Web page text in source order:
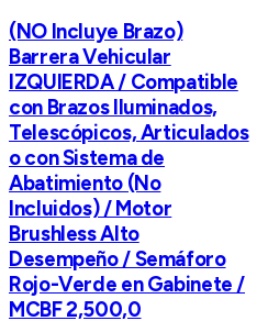
(NO Incluye Brazo)
Barrera Vehicular
IZQUIERDA / Compatible
con Brazos Iluminados,
Telescópicos, Articulados
o con Sistema de
Abatimiento (No
Incluidos) / Motor
Brushless Alto
Desempeño / Semáforo
Rojo-Verde en Gabinete /
MCBF 2,500,0